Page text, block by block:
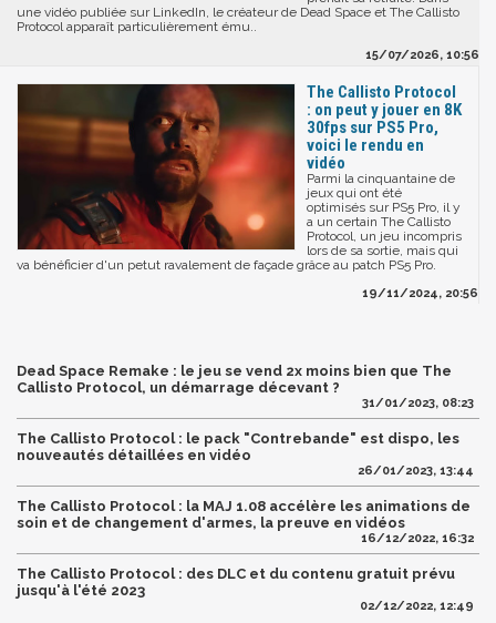
une vidéo publiée sur LinkedIn, le créateur de Dead Space et The Callisto
Protocol apparaît particulièrement ému..
15/07/2026, 10:56
The Callisto Protocol
: on peut y jouer en 8K
30fps sur PS5 Pro,
voici le rendu en
vidéo
Parmi la cinquantaine de
jeux qui ont été
optimisés sur PS5 Pro, il y
a un certain The Callisto
Protocol, un jeu incompris
lors de sa sortie, mais qui
va bénéficier d'un petut ravalement de façade grâce au patch PS5 Pro.
19/11/2024, 20:56
Dead Space Remake : le jeu se vend 2x moins bien que The
Callisto Protocol, un démarrage décevant ?
31/01/2023, 08:23
The Callisto Protocol : le pack "Contrebande" est dispo, les
nouveautés détaillées en vidéo
26/01/2023, 13:44
The Callisto Protocol : la MAJ 1.08 accélère les animations de
soin et de changement d'armes, la preuve en vidéos
16/12/2022, 16:32
The Callisto Protocol : des DLC et du contenu gratuit prévu
jusqu'à l'été 2023
02/12/2022, 12:49